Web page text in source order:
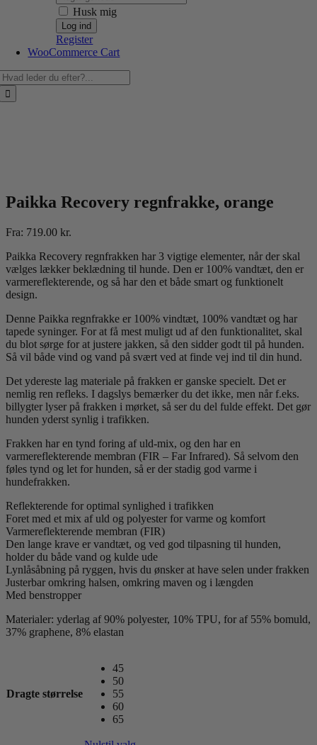
Husk mig
Register
WooCommerce Cart
Paikka Recovery regnfrakke, orange
Fra: 719.00 kr.
Paikka Recovery regnfrakken har 3 vigtige elementer, når der skal
vælges lækker beklædning til hunde. Den er 100% vandtæt, den er
varmereflekterende, og så har den et både smart og funktionelt
design.
Denne Paikka regnfrakke er 100% vindtæt, 100% vandtæt og har
tapede syninger. For at få mest muligt ud af den funktionalitet, skal
du blot sørge for at justere jakken, så den sidder godt til på hunden.
Så vil både vind og vand på svært ved at finde vej ind til din hund.
Det ydereste lag materiale på frakken er ganske specielt. Det er
nemlig ren refleks. I dagslys bemærker du det ikke, men når f.eks.
billygter lyser på frakken i mørket, så ser du del fulde effekt. Det gør
hunden yderst synlig i trafikken.
Frakken har en tynd foring af uld-mix, og den har en
varmereflekterende membran (FIR – Far Infrared). Så selvom den
føles tynd og let for hunden, så er der stadig god varme i
hundefrakken.
Reflekterende for optimal synlighed i trafikken
Foret med et mix af uld og polyester for varme og komfort
Varmereflekterende membran (FIR)
Den lange krave er vandtæt, og ved god tilpasning til hunden,
holder du både vand og kulde ude
Lynlåsåbning på ryggen, hvis du ønsker at have selen under frakken
Justerbar omkring halsen, omkring maven og i længden
Med benstropper
Materialer: yderlag af 90% polyester, 10% TPU, for af 55% bomuld,
37% graphene, 8% elastan
Dragte størrelse
45
50
55
60
65